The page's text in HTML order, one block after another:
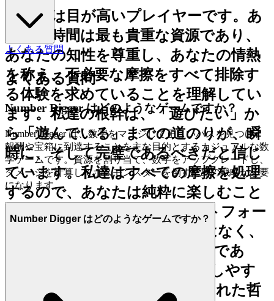
あなたは目が高いプレイヤーです。あ
なたの時間は最も貴重な資源であり、
あなたの知性を尊重し、あなたの情熱
を称え、不必要な摩擦をすべて排除す
る体験を求めていることを理解してい
ます。私達の根幹は、「遊びたい」か
ら「遊んでいる」までの道のりが、瞬
時に、そして完璧であるべきだと信じ
ています。私達はすべての摩擦を処理
するので、あなたは純粋に楽しむこと
に集中できます。 このプラットフォー
ムは単なるゲームのホストではなく、
完璧なプレイヤー体験の守護者であ
のアクセスしやす
い奥深さによって美しく体現された哲
よくある質問
よくある質問
Number Digger はどのようなゲームですか？
Number Digger は、数字をマージして正しいパスを見つけ、
報酬や宝箱に到達することを主な目的とするカジュアルな数
学ゲームです。資源を割り当て、数字をアップグレードし、
ダメージを計算してボスモンスターを倒すための戦略が必要
になります。
Number Digger はどのようなゲームですか？